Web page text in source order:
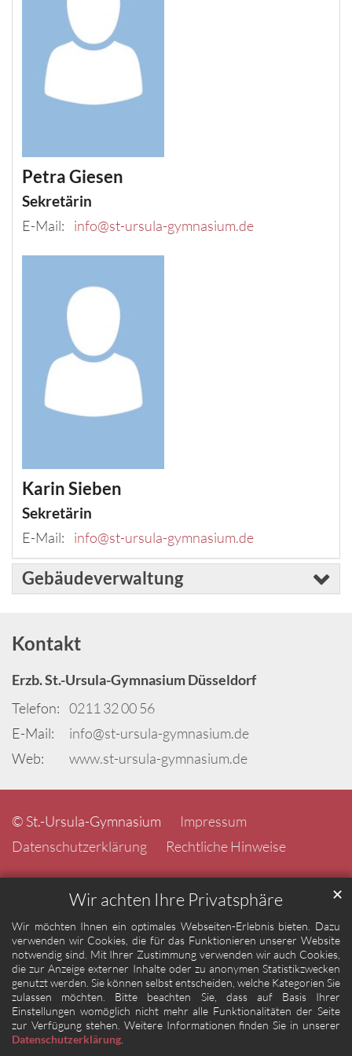
Wir achten Ihre Privatsphäre
Wir möchten Ihnen ein optimales Webseiten-Erlebnis bieten. Dazu
verwenden wir Cookies, die für das Funktionieren unserer Website
notwendig sind. Mit Ihrer Zustimmung verwenden wir auch Cookies,
die zur Anzeige externer Inhalte oder zu anonymen Statistikzwecken
genutzt werden. Sie können selbst entscheiden, welche Kategorien Sie
zulassen möchten. Bitte beachten Sie, dass auf Basis Ihrer
Einstellungen womöglich nicht mehr alle Funktionalitäten der Seite
zur Verfügung stehen. Weitere Informationen finden Sie in unserer
Datenschutzerklärung
✕
PetraGiesen
Sekretärin
E-Mail: info@st-ursula-gymnasium.de
KarinSieben
Sekretärin
E-Mail: info@st-ursula-gymnasium.de
Gebäudeverwaltung
Kontakt
Erzb. St.-Ursula-Gymnasium Düsseldorf
Telefon: 0211 32 00 56
E-Mail:
info@st-ursula-gymnasium.de
Web:
www.st-ursula-gymnasium.de
© St.-Ursula-Gymnasium
Impressum
Datenschutzerklärung
Rechtliche Hinweise